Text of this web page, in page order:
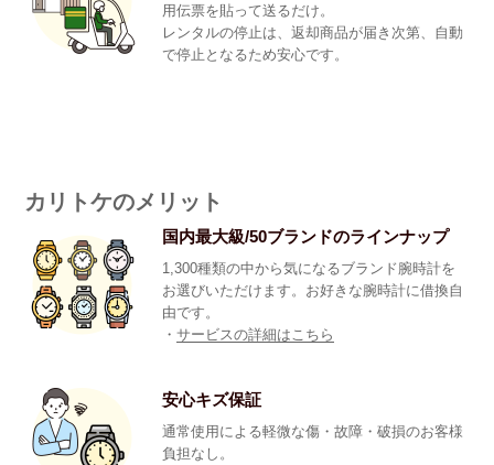
用伝票を貼って送るだけ。
レンタルの停止は、返却商品が届き次第、自動
で停止となるため安心です。
カリトケのメリット
国内最大級/50ブランドのラインナップ
1,300種類の中から気になるブランド腕時計を
お選びいただけます。お好きな腕時計に借換自
由です。
・サービスの詳細はこちら
安心キズ保証
通常使用による軽微な傷・故障・破損のお客様
負担なし。